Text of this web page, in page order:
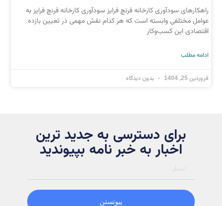
راهکارهای سودآوری کارخانه فرنچ فرایز سودآوری کارخانه فرنچ فرایز به
عوامل مختلفی وابسته است که هر کدام نقش مهمی در تعیین بازده
اقتصادی این کسب‌وکار
ادامه مطلب
فروردین 25, 1404 بدون دیدگاه
برای دسترسی به جدید ترین
اخبار به خبر نامه بپیوندید
پیوتستن